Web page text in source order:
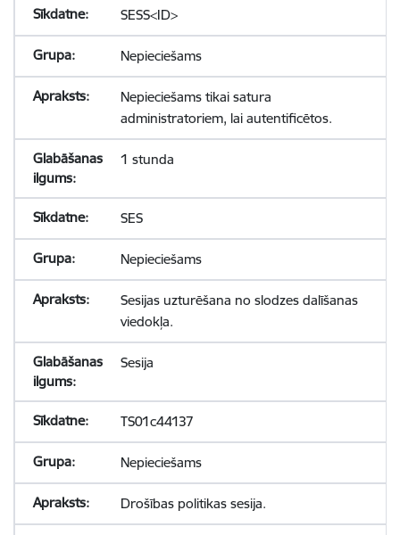
SESS<ID>
Nepieciešams
Nepieciešams tikai satura
administratoriem, lai autentificētos.
1 stunda
SES
Nepieciešams
Sesijas uzturēšana no slodzes dalīšanas
viedokļa.
Sesija
TS01c44137
Nepieciešams
Drošības politikas sesija.